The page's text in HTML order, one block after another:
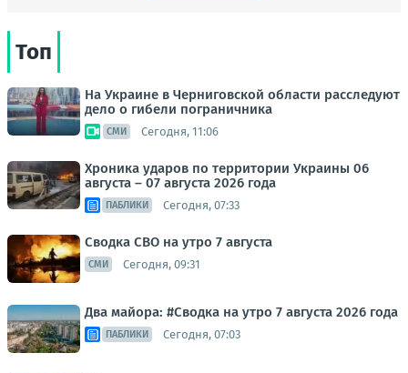
Топ
На Украине в Черниговской области расследуют
дело о гибели пограничника
СМИ Сегодня, 11:06
Хроника ударов по территории Украины 06
августа – 07 августа 2026 года
ПАБЛИКИ Сегодня, 07:33
Сводка СВО на утро 7 августа
СМИ Сегодня, 09:31
Два майора: #Сводка на утро 7 августа 2026 года
ПАБЛИКИ Сегодня, 07:03